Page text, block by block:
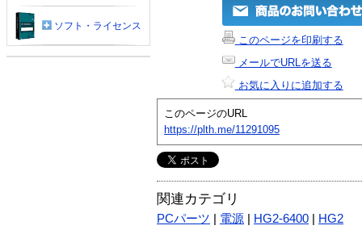
このページを印刷する
メールでURLを送る
お気に入りに追加する
このページのURL
https://plth.me/11291095
関連カテゴリ
PCパーツ 電源 HG2-6400 HG2
ソフト・ライセンス